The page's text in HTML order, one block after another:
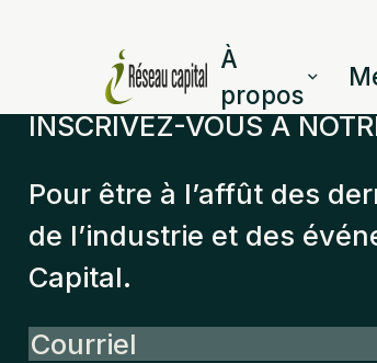
À
propos
INSCRIVEZ-VOUS À
Pour être à l’affût des
de l’industrie et des
Capital.
Courriel